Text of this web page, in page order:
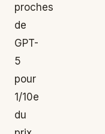
proches
de
GPT-
5
pour
1/10e
du